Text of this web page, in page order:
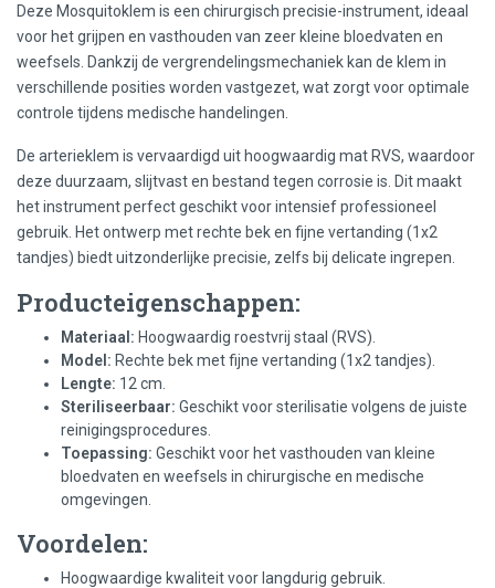
Deze Mosquitoklem is een chirurgisch precisie-instrument, ideaal
voor het grijpen en vasthouden van zeer kleine bloedvaten en
weefsels. Dankzij de vergrendelingsmechaniek kan de klem in
verschillende posities worden vastgezet, wat zorgt voor optimale
controle tijdens medische handelingen.
De arterieklem is vervaardigd uit hoogwaardig mat RVS, waardoor
deze duurzaam, slijtvast en bestand tegen corrosie is. Dit maakt
het instrument perfect geschikt voor intensief professioneel
gebruik. Het ontwerp met rechte bek en fijne vertanding (1x2
tandjes) biedt uitzonderlijke precisie, zelfs bij delicate ingrepen.
Producteigenschappen:
Materiaal: Hoogwaardig roestvrij staal (RVS).
Model: Rechte bek met fijne vertanding (1x2 tandjes).
Lengte: 12 cm.
Steriliseerbaar: Geschikt voor sterilisatie volgens de juiste
reinigingsprocedures.
Toepassing: Geschikt voor het vasthouden van kleine
bloedvaten en weefsels in chirurgische en medische
omgevingen.
Voordelen:
Hoogwaardige kwaliteit voor langdurig gebruik.